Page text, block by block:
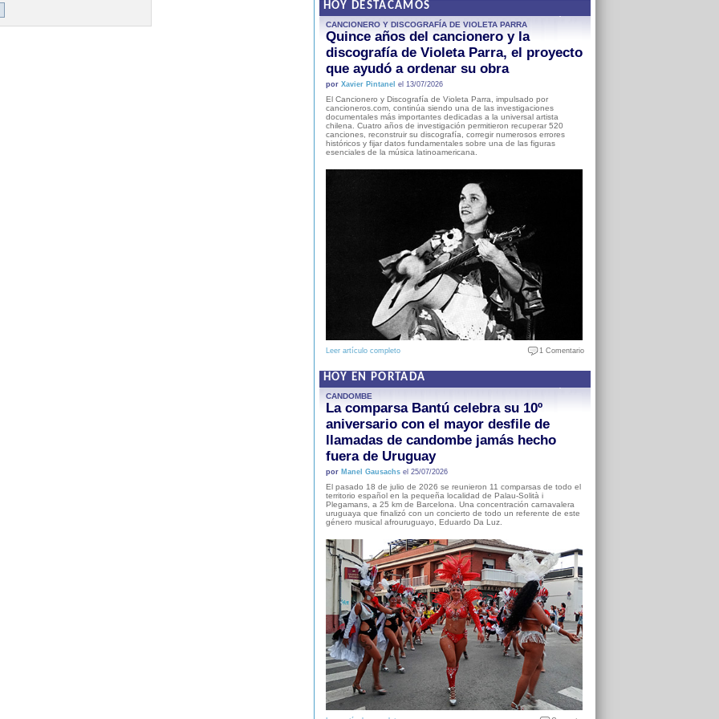
HOY DESTACAMOS
CANCIONERO Y DISCOGRAFÍA DE VIOLETA PARRA
Quince años del cancionero y la
discografía de Violeta Parra, el proyecto
que ayudó a ordenar su obra
por Xavier Pintanel el 13/07/2026
El Cancionero y Discografía de Violeta Parra, impulsado por
cancioneros.com, continúa siendo una de las investigaciones
documentales más importantes dedicadas a la universal artista
chilena. Cuatro años de investigación permitieron recuperar 520
canciones, reconstruir su discografía, corregir numerosos errores
históricos y fijar datos fundamentales sobre una de las figuras
esenciales de la música latinoamericana.
Leer artículo completo 1 Comentario
HOY EN PORTADA
CANDOMBE
La comparsa Bantú celebra su 10º
aniversario con el mayor desfile de
llamadas de candombe jamás hecho
fuera de Uruguay
por Manel Gausachsel 25/07/2026
El pasado 18 de julio de 2026 se reunieron 11 comparsas de todo el
territorio español en la pequeña localidad de Palau-Solità i
Plegamans, a 25 km de Barcelona. Una concentración carnavalera
uruguaya que finalizó con un concierto de todo un referente de este
género musical afrouruguayo, Eduardo Da Luz.